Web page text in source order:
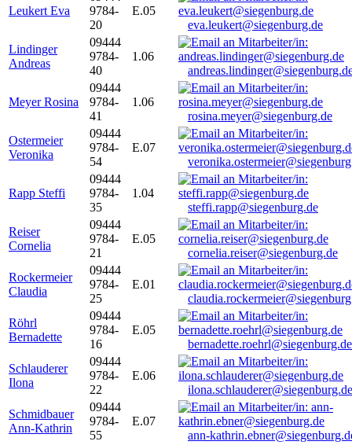
Leukert Eva
9784-
20
E.05
eva.leukert@siegenburg.de
Lindinger
Andreas
09444
9784-
40
1.06
Meyer Rosina
09444
9784-
41
1.06
rosina.meyer@siegenburg.de
Ostermeier
Veronika
09444
9784-
54
E.07
Rapp Steffi
09444
9784-
35
1.04
steffi.rapp@siegenburg.de
Reiser
Cornelia
09444
9784-
21
E.05
cornelia.reiser@siegenburg.de
Rockermeier
Claudia
09444
9784-
25
E.01
Röhrl
Bernadette
09444
9784-
16
E.05
bernadette.roehrl@siegenburg.de
Schlauderer
Ilona
09444
9784-
22
E.06
ilona.schlauderer@siegenburg.de
Schmidbauer
Ann-Kathrin
09444
9784-
55
E.07
ann-